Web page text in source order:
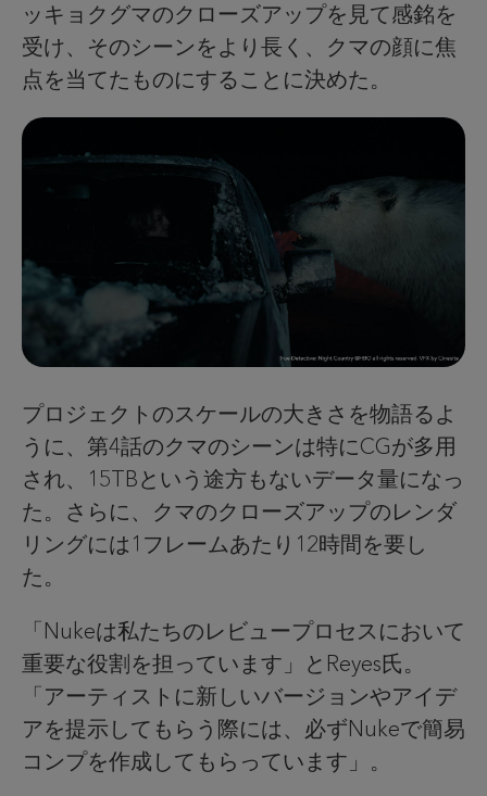
ッキョクグマのクローズアップを見て感銘を
受け、そのシーンをより長く、クマの顔に焦
点を当てたものにすることに決めた。
プロジェクトのスケールの大きさを物語るよ
うに、第4話のクマのシーンは特にCGが多用
され、15TBという途方もないデータ量になっ
た。さらに、クマのクローズアップのレンダ
リングには1フレームあたり12時間を要し
た。
「Nukeは私たちのレビュープロセスにおいて
重要な役割を担っています」とReyes氏。
「アーティストに新しいバージョンやアイデ
アを提示してもらう際には、必ずNukeで簡易
コンプを作成してもらっています」。